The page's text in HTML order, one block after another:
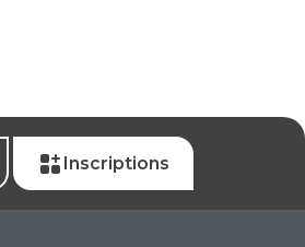
Inscriptions